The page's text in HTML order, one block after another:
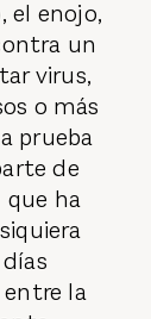
el enojo,
un
virus,
o más
prueba
de
que ha
la